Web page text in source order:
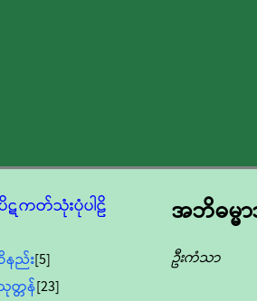
ဋကတ်သုံးပုံပါဠိ
နည်း[5]
တ္တန်[23]
အဘိဓမ္မ
ဦးကံသာ